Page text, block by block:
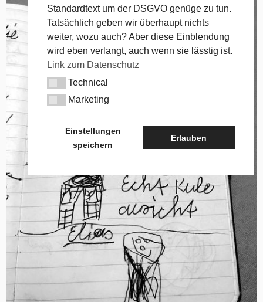
Standardtext um der DSGVO genüge zu tun.
Tatsächlich geben wir überhaupt nichts
weiter, wozu auch? Aber diese Einblendung
wird eben verlangt, auch wenn sie lässtig ist.
Link zum Datenschutz
TechnicalTechnical
MarketingMarketing
Einstellungen
speichern
Erlauben